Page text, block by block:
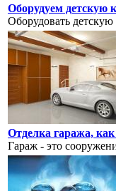
Оборудуем детскую
Оборудовать детскую
Отделка гаража,
Гараж - это